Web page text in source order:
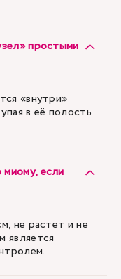
простыми
«внутри»
в её полость
если
не растет и не
является